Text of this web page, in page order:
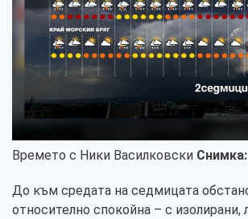
Времето с Ники Василковски Снимка:
До към средата на седмицата
относително спокойна – с изолирани,